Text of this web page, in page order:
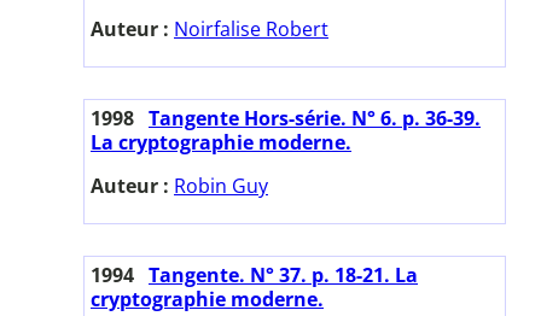
Auteur : Noirfalise Robert
1998 Tangente Hors-série. N° 6. p. 36-39.
La cryptographie moderne.
Auteur : Robin Guy
1994 Tangente. N° 37. p. 18-21. La
cryptographie moderne.